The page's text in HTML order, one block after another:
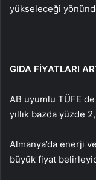
yükseleceği
GIDA FİYATLARI
AB uyumlu TÜFE
yıllık bazda yüzde
Almanya’da enerji
büyük fiyat